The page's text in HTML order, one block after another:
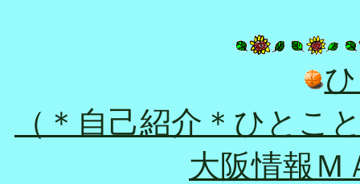
（＊自己紹介＊ひとこ
大阪情報Ｍ